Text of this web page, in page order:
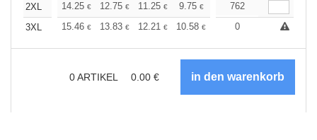
2XL
14.25 € 12.75 € 11.25 € 9.75 € 9.00€
762
3XL
15.46 € 13.83 € 12.21 € 10.58 € 9.76€
0
0ARTIKEL 0.00 €